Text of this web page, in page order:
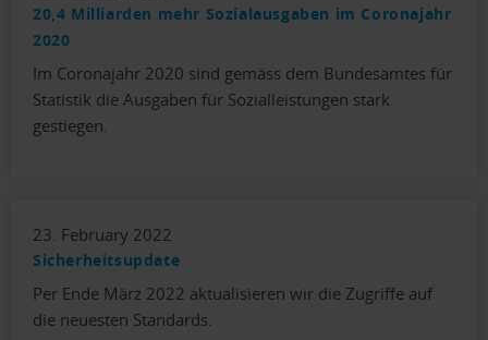
20,4 Milliarden mehr Sozialausgaben im Coronajahr
2020
Im Coronajahr 2020 sind gemäss dem Bundesamtes für
Statistik die Ausgaben für Sozialleistungen stark
gestiegen.
23. February 2022
Sicherheitsupdate
Per Ende März 2022 aktualisieren wir die Zugriffe auf
die neuesten Standards.